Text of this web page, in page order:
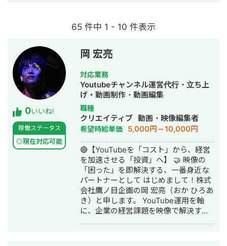
65 件中 1 - 10 件表示
0いいね!
稼働ステータス
◎現在対応可能
岡 宏亮
対応業務
Youtubeチャンネル運営代行・立ち上
げ・動画制作・動画編集
職種
クリエイティブ 動画・映像編集者
希望時給単価 5,000円～10,000円
🔴【YouTubeを「コスト」から、経営
を加速させる「投資」へ】 🤝 映像の
「困った」を即解決する、一番身近な
パートナーとして はじめまして！株式
会社鷹ノ目企画の岡 宏亮（おか ひろあ
き）と申します。 YouTube運用を軸
に、企業の経営課題を映像で解決する